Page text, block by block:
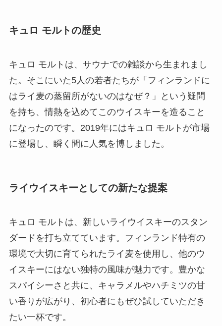
キュロ モルトの歴史
キュロ モルトは、サウナでの雑談から生まれまし
た。そこにいた5人の若者たちが「フィンランドに
はライ麦の蒸留所がないのはなぜ？」という疑問
を持ち、情熱を込めてこのウイスキーを造ること
になったのです。2019年にはキュロ モルトが市場
に登場し、瞬く間に人気を博しました。
ライウイスキーとしての新たな提案
キュロ モルトは、新しいライウイスキーのスタン
ダードを打ち立てています。フィンランド特有の
環境で大切に育てられたライ麦を使用し、他のウ
イスキーにはない独特の風味が魅力です。豊かな
スパイシーさと共に、キャラメルやハチミツの甘
い香りが広がり、初心者にもぜひ試していただき
たい一杯です。